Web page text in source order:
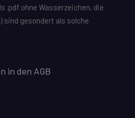
.pdf ohne Wasserzeichen, die
sind gesondert als solche
in den AGB